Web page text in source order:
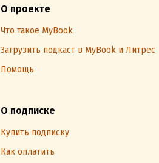
О проекте
Что такое MyBook
Загрузить подкаст в MyBook и Литрес
Помощь
О подписке
Купить подписку
Как оплатить